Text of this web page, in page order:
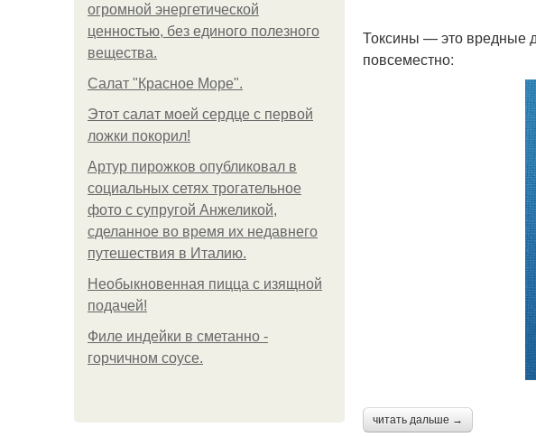
огромной энергетической
ценностью, без единого полезного
вещества.
Салат "Красное Море".
Этот салат моей сердце с первой
ложки покорил!
Артур пирожков опубликовал в
социальных сетях трогательное
фото с супругой Анжеликой,
сделанное во время их недавнего
путешествия в Италию.
Необыкновенная пицца с изящной
подачей!
Филе индейки в сметанно -
горчичном соусе.
Токсины — это вредные
повсеместно:
читать дальше →